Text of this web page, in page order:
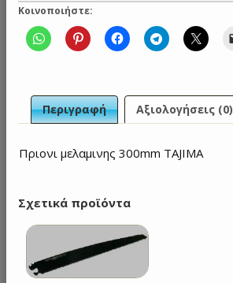
Κοινοποιήστε:
Περιγραφή Αξιολογήσεις (0)
Πριονι μελαμινης 300mm TAJIMA
Σχετικά προϊόντα